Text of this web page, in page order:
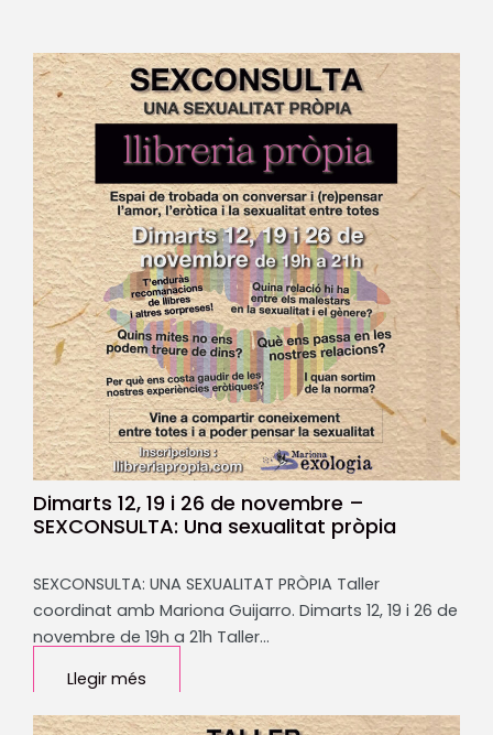
Dimarts 12, 19 i 26 de novembre –
SEXCONSULTA: Una sexualitat pròpia
SEXCONSULTA: UNA SEXUALITAT PRÒPIA Taller
coordinat amb Mariona Guijarro. Dimarts 12, 19 i 26 de
novembre de 19h a 21h Taller…
Llegir més